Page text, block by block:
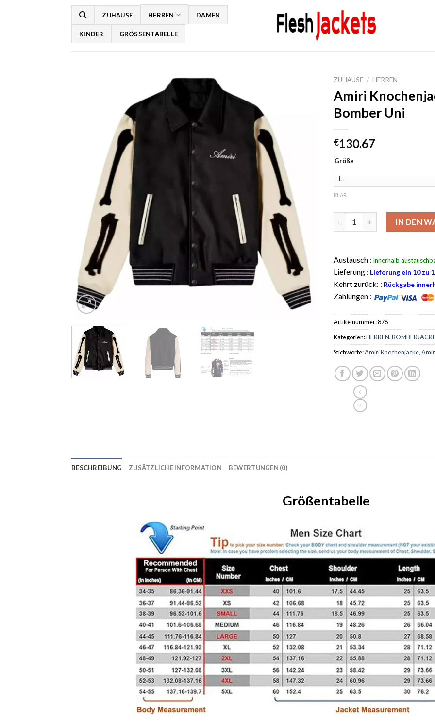
ZUHAUSE HERREN DAMEN
KINDER GRÖSSENTABELLE
ZUHAUSE / HERREN
Amiri
Bomber Uni
€130.67
Größe
KLAR
IN DEN
Austausch : Innerhalb
Lieferung : Lieferung ein 10 zu
Kehrt zurück: : Rückgabe
Zahlungen :
Artikelnummer:876
Kategorien:HERREN,
Stichworte:Amiri Knochenjacke,
BESCHREIBUNG ZUSÄTZLICHE INFORMATION BEWERTUNGEN (0)
Größentabelle